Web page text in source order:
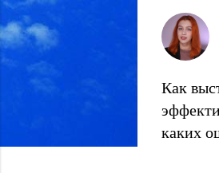
Как
каких